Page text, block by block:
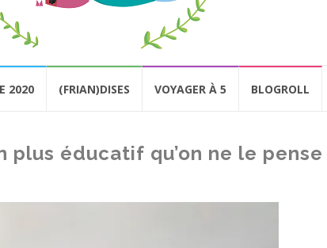
2020 (FRIAN)DISES VOYAGER À 5 BLOGROLL
éducatif qu’on ne le pense